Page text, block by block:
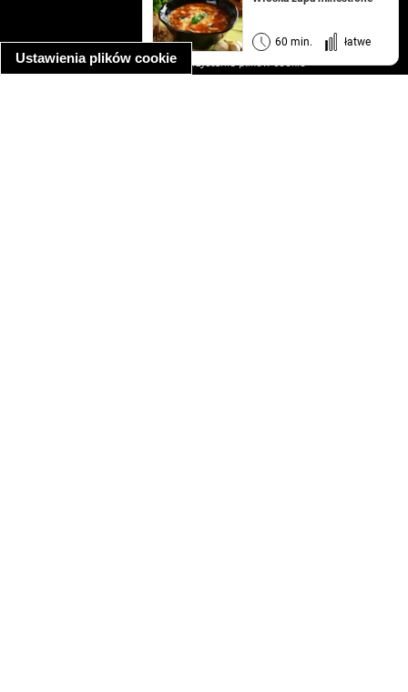
Ustawienia plików cookie
60 min. łatwe
regulamin
informacja o prywatności
informacja o wykorzystaniu plików cookie